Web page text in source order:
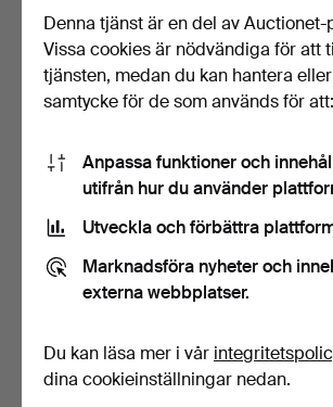
VÄSKA, skinn med
textilfoder, Baron, 2000-…
1 bud
32 USD
3 bud
43 USD
Denna tjänst är en del av
Vissa cookies är nödvändiga för att
tjänsten, medan du kan hantera
samtycke för de som används för att:
Anpassa funktioner och
utifrån hur du använder
Utveckla och förbättra
Marknadsföra nyheter och
externa webbplatser.
Du kan läsa mer i vår
dina cookieinställningar nedan.